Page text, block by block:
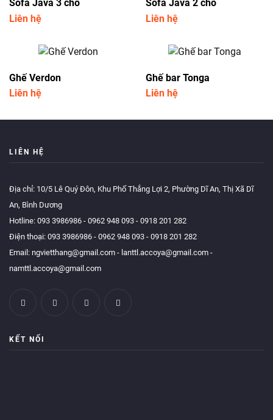
Sofa Java 3 chỗ
Liên hệ
Sofa Java 2 chỗ
Liên hệ
Ghế Verdon
Liên hệ
Ghế bar Tonga
Liên hệ
LIÊN HỆ
Địa chỉ: 10/5 Lê Quý Đôn, Khu Phố Thắng Lợi 2, Phường Dĩ An, Thị Xã Dĩ
An, Bình Dương
Hotline: 093 3986986 - 0962 948 093 - 0918 201 282
Điện thoại: 093 3986986 - 0962 948 093 - 0918 201 282
Email: ngvietthang@gmail.com - lanttl.accoya@gmail.com -
namttl.accoya@gmail.com
KẾT NỐI